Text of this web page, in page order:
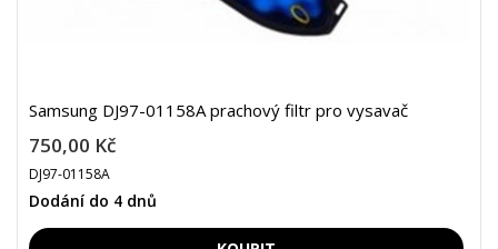
Samsung DJ97-01158A prachový filtr pro vysavač
750,00 Kč
DJ97-01158A
Dodání do 4 dnů